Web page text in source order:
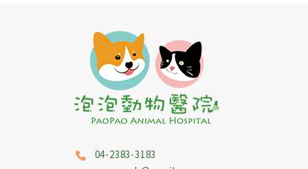
04-2383-3183